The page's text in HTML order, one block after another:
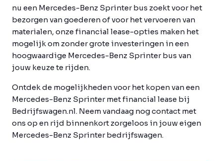
nu een Mercedes-Benz Sprinter bus zoekt voor het
bezorgen van goederen of voor het vervoeren van
materialen, onze financial lease-opties maken het
mogelijk om zonder grote investeringen in een
hoogwaardige Mercedes-Benz Sprinter bus van
jouw keuze te rijden.
Ontdek de mogelijkheden voor het kopen van een
Mercedes-Benz Sprinter met financial lease bij
Bedrijfswagen.nl. Neem vandaag nog contact met
ons op en rijd binnenkort zorgeloos in jouw eigen
Mercedes-Benz Sprinter bedrijfswagen.